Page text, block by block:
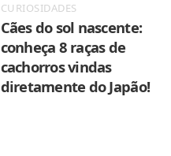
CURIOSIDADES
Cães do sol nascente:
conheça 8 raças de
cachorros vindas
diretamente do Japão!